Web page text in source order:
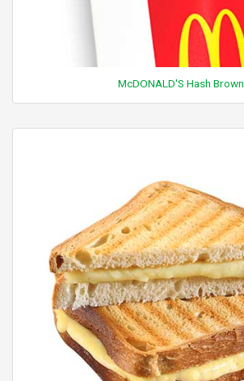
McDONALD'S Hash Brown